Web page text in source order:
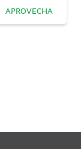
APROVECHA